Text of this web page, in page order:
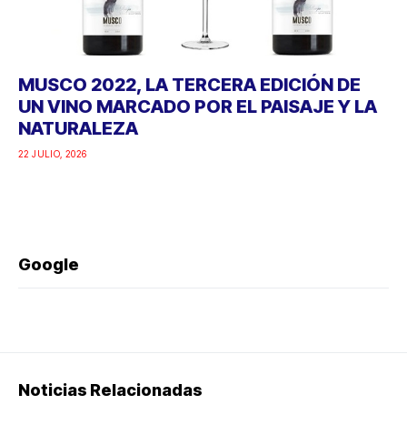
MUSCO 2022, LA TERCERA EDICIÓN DE
UN VINO MARCADO POR EL PAISAJE Y LA
NATURALEZA
22 JULIO, 2026
Google
Noticias Relacionadas